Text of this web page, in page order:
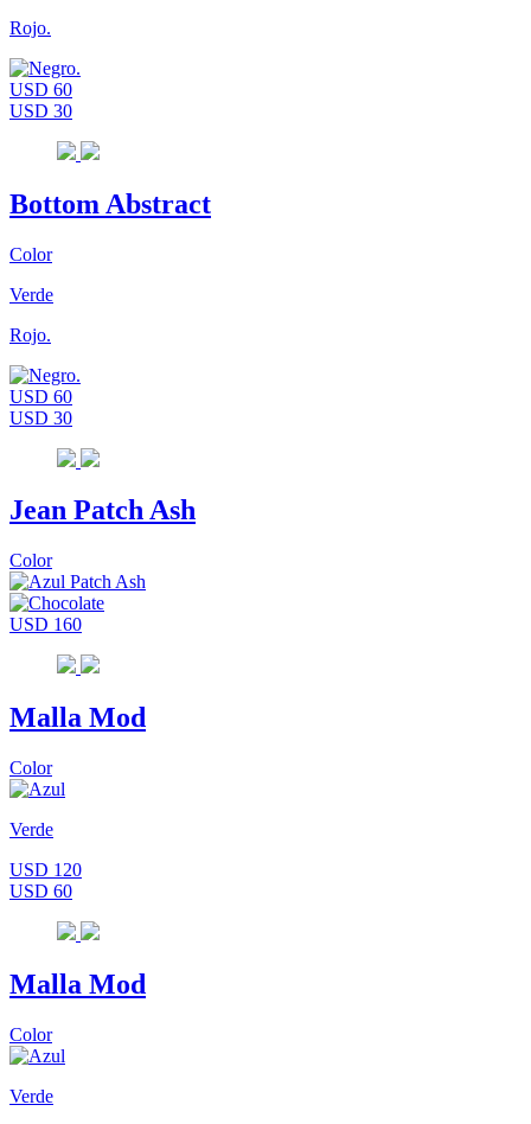
Rojo.
USD 60
USD 30
Bottom Abstract
Color
Verde
Rojo.
USD 60
USD 30
Jean Patch Ash
Color
USD 160
Malla Mod
Color
Verde
USD 120
USD 60
Malla Mod
Color
Verde